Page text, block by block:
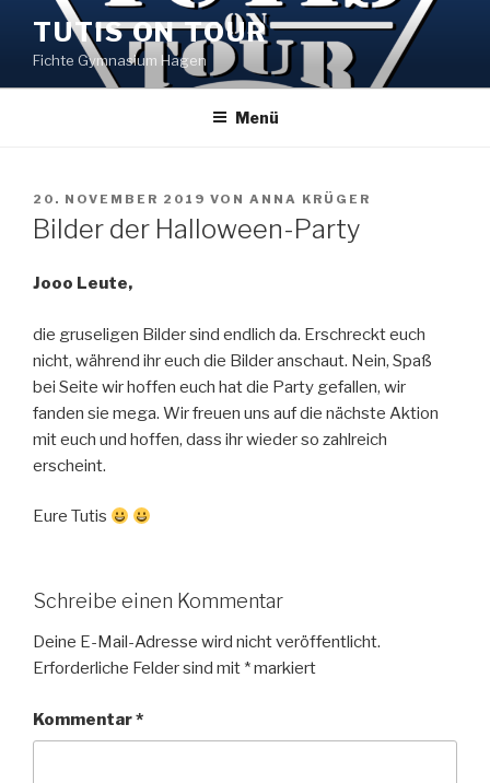
Inhalt
springen
TUTIS ON TOUR
Fichte Gymnasium Hagen
Menü
VERÖFFENTLICHT
AM
20. NOVEMBER 2019 VON ANNA KRÜGER
Bilder der Halloween-Party
Jooo Leute,
die gruseligen Bilder sind endlich da. Erschreckt euch
nicht, während ihr euch die Bilder anschaut. Nein, Spaß
bei Seite wir hoffen euch hat die Party gefallen, wir
fanden sie mega. Wir freuen uns auf die nächste Aktion
mit euch und hoffen, dass ihr wieder so zahlreich
erscheint.
Eure Tutis
Schreibe einen Kommentar
Deine E-Mail-Adresse wird nicht veröffentlicht.
Erforderliche Felder sind mit *markiert
Kommentar*